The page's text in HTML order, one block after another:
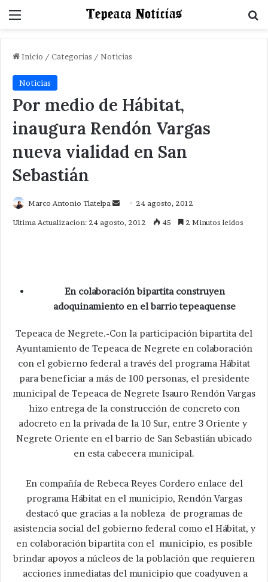
Menu
Inicio / Categorias / Noticias
Noticias
Por medio de Hábitat,
inaugura Rendón Vargas
nueva vialidad en San
Sebastián
Marco Antonio Tlatelpa
Send 24 agosto, 2012
Ultima Actualizacion: 24 agosto, 2012 45 2 Minutos leidos
En colaboración bipartita construyen
adoquinamiento en el barrio tepeaquense
Tepeaca de Negrete.-Con la participación bipartita del
Ayuntamiento de Tepeaca de Negrete en colaboración
con el gobierno federal a través del programa Hábitat
para beneficiar a más de 100 personas, el presidente
municipal de Tepeaca de Negrete Isauro Rendón Vargas
hizo entrega de la construcción de concreto con
adocreto en la privada de la 10 Sur, entre 3 Oriente y
Negrete Oriente en el barrio de San Sebastián ubicado
en esta cabecera municipal.
En compañía de Rebeca Reyes Cordero enlace del
programa Hábitat en el municipio, Rendón Vargas
destacó que gracias a la nobleza de programas de
asistencia social del gobierno federal como el Hábitat, y
en colaboración bipartita con el municipio, es posible
brindar apoyos a núcleos de la población que requieren
acciones inmediatas del municipio que coadyuven a